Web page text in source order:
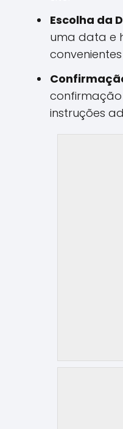
Escolha da
uma data e
instruções